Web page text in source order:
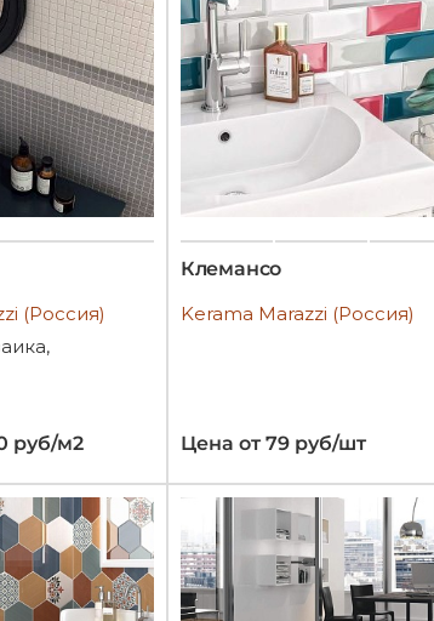
(Россия)
руб/м2
Клемансо
Kerama Marazzi (Россия)
Цена от 79 руб/шт